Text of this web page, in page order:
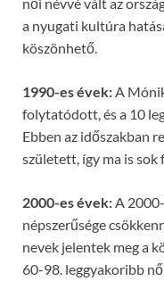
a nyugati kultúra
köszönhető.
1990-es évek: A
folytatódott, és a 10
Ebben az időszakban
született, így ma is sok
2000-es évek: A
népszerűsége
nevek jelentek meg a
60-98. leggyakoribb